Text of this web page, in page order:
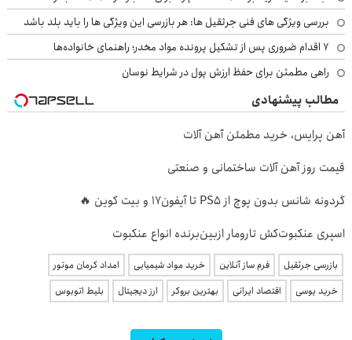
بررسی ویژگی های فنی جرثقیل ها: هر بازرسی این ویژگی ها را باید بلد باشد
۷ اقدام ضروری پس از تشکیل پرونده مواد مخدر؛ راهنمای خانواده‌ها
راهی مطمئن برای حفظ ارزش پول در شرایط نوسان
مطالب پیشنهادی
آهن پرایس، خرید مطمئن آهن آلات
قیمت روز آهن آلات ساختمانی و صنعتی
گردونه شانس بدون پوچ از PS5 تا آیفون17 و بیت کوین 🔥
اسپری عنکبوت‌‌کش تارومار ازبین‌برنده انواع عنکبوت
بازرسی جرثقیل فرم ساز آنلاین خرید مواد شیمیایی
امداد کرمان موتور
خرید یوسی
اقتصاد ایرانی بهترین بروکر ارز دیجیتال بلیط اتوبوس